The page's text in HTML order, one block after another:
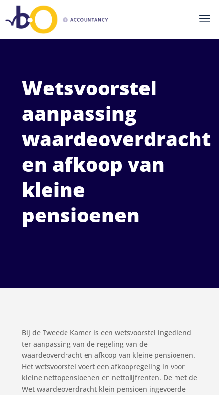
a
Wetsvoorstel
aanpassing
waardeoverdracht
en afkoop van
kleine
pensioenen
Bij de Tweede Kamer is een wetsvoorstel ingediend
ter aanpassing van de regeling van de
waardeoverdracht en afkoop van kleine pensioenen.
Het wetsvoorstel voert een afkoopregeling in voor
kleine nettopensioenen en nettolijfrenten. De met de
Wet waardeoverdracht klein pensioen ingevoerde